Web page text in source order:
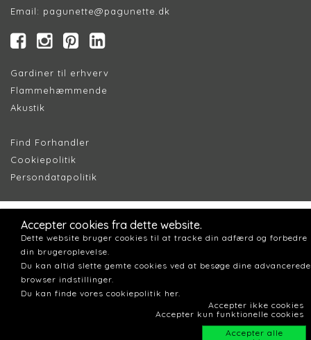
Email: pagunette@pagunette.dk
Gardiner til erhverv
Flammehæmmende
Akustik
Find Forhandler
Cookiepolitik
Persondatapolitik
Accepter cookies fra dette website.
Dette website bruger cookies til at tracke din adfærd og forbedre
din brugeroplevelse.
Du kan altid slette gemte cookies ved at besøge dine advancerede
browser indstillinger.
Du kan finde vores cookiepolitik her.
Accepter ikke cookies
Accepter kun funktionelle cookies
Accepter alle